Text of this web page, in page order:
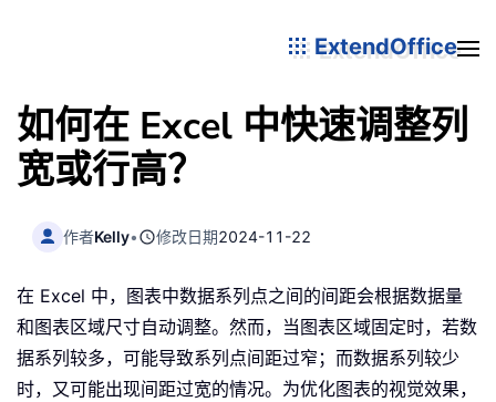
ExtendOffice
如何在 Excel 中快速调整列
宽或行高？
作者Kelly• 修改日期2024-11-22
在 Excel 中，图表中数据系列点之间的间距会根据数据量
和图表区域尺寸自动调整。然而，当图表区域固定时，若数
据系列较多，可能导致系列点间距过窄；而数据系列较少
时，又可能出现间距过宽的情况。为优化图表的视觉效果，